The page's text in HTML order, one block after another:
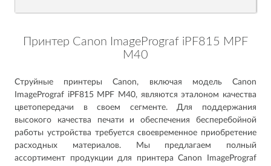
Принтер Canon ImagePrograf iPF815 MPF
M40
Струйные принтеры Canon, включая модель Canon
ImagePrograf iPF815 MPF M40, являются эталоном качества
цветопередачи в своем сегменте. Для поддержания
высокого качества печати и обеспечения бесперебойной
работы устройства требуется своевременное приобретение
расходных материалов. Мы предлагаем полный
ассортимент продукции для принтера Canon ImagePrograf